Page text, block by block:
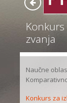
zvanja
Naučne
Konkurs za